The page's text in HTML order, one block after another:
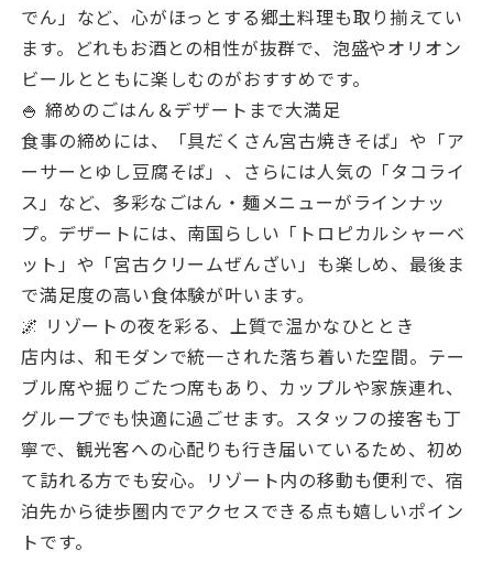
でん」など、心がほっとする郷土料理も取り揃えてい
ます。どれもお酒との相性が抜群で、泡盛やオリオン
ビールとともに楽しむのがおすすめです。
🍚 締めのごはん＆デザートまで大満足
食事の締めには、「具だくさん宮古焼きそば」や「ア
ーサーとゆし豆腐そば」、さらには人気の「タコライ
ス」など、多彩なごはん・麺メニューがラインナッ
プ。デザートには、南国らしい「トロピカルシャーベ
ット」や「宮古クリームぜんざい」も楽しめ、最後ま
で満足度の高い食体験が叶います。
🌌 リゾートの夜を彩る、上質で温かなひととき
店内は、和モダンで統一された落ち着いた空間。テー
ブル席や掘りごたつ席もあり、カップルや家族連れ、
グループでも快適に過ごせます。スタッフの接客も丁
寧で、観光客への心配りも行き届いているため、初め
て訪れる方でも安心。リゾート内の移動も便利で、宿
泊先から徒歩圏内でアクセスできる点も嬉しいポイン
トです。